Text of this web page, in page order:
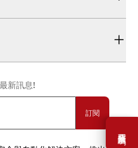
需要幫助嗎？
新訊息!
訂閱